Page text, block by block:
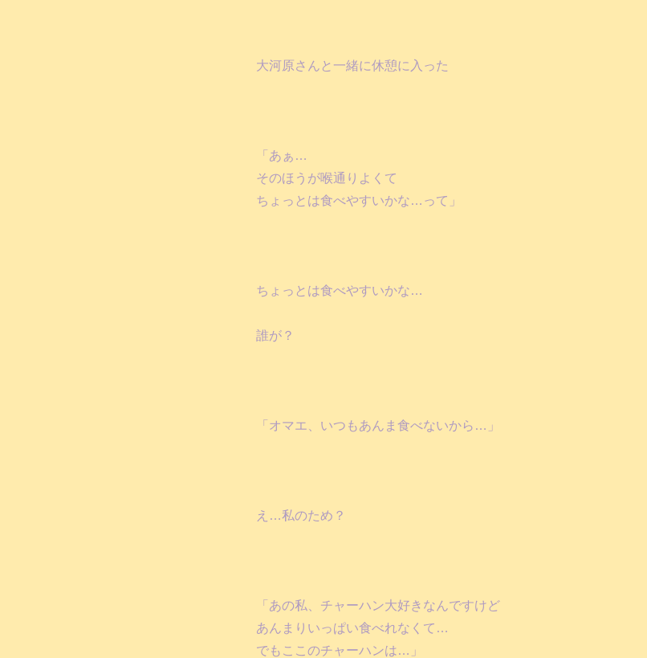
大河原さんと一緒に休憩に入った
「あぁ…
そのほうが喉通りよくて
ちょっとは食べやすいかな…って」
ちょっとは食べやすいかな…
誰が？
「オマエ、いつもあんま食べないから…」
え…私のため？
「あの私、チャーハン大好きなんですけど
あんまりいっぱい食べれなくて…
でもここのチャーハンは…」